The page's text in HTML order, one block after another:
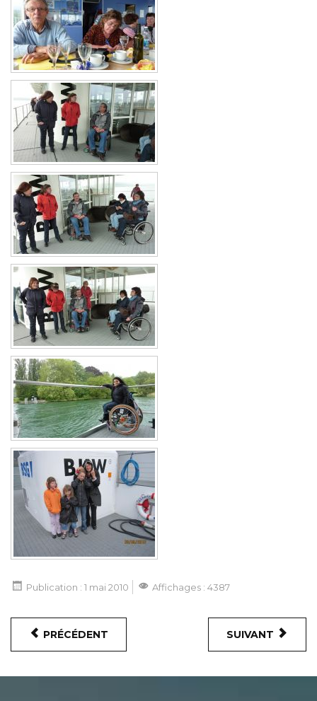
Publication : 1 mai 2010 Affichages : 4387
PRÉCÉDENT SUIVANT